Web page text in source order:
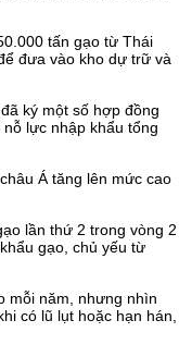
tấn gạo từ Thái
đưa vào kho dự trữ và
ký một số hợp đồng
lực nhập khẩu tổng
Á tăng lên mức cao
lần thứ 2 trong vòng 2
gạo, chủ yếu từ
mỗi năm, nhưng nhìn
có lũ lụt hoặc hạn hán,